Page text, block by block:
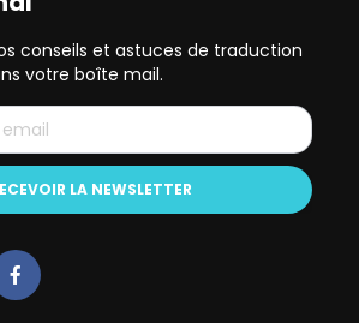
conseils et astuces de traduction
votre boîte mail.